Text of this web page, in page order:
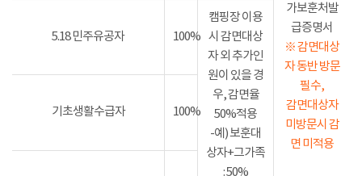
가보훈처발
급증명서
※ 감면대상
자 동반 방문
필수,
감면대상자
미방문시 감
면 미적용
5.18 민주유공자 100%
캠핑장 이용
시 감면대상
자 외 추가인
원이 있을 경
우, 감면율
50%적용
-예) 보훈대
상자+그가족
: 50%
기초생활수급자 100%